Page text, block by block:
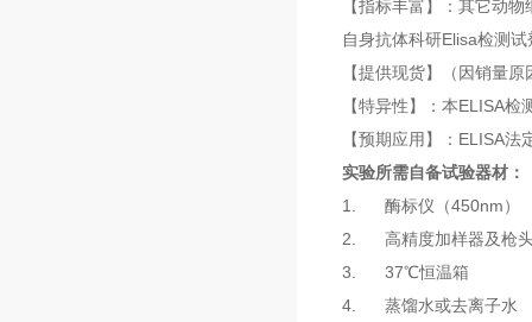
【指标丰富】：其它动
自身抗体科研Elisa检测试
【提供现货】（因销量
【特异性】：本ELISA
【预期应用】：ELISA
实验所需自备试验器材：
1. 酶标仪（450nm）
2. 高精度加样器及枪头
3. 37℃恒温箱
4. 蒸馏水或去离子水